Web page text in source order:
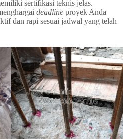
sertifikasi teknis jelas.
deadline proyek Anda
dan rapi sesuai jadwal yang telah